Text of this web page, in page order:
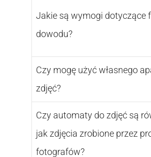
Jakie są wymogi dotyczące
dowodu?
Czy mogę użyć własnego
zdjęć?
Czy automaty do zdjęć są
jak zdjęcia zrobione przez
fotografów?